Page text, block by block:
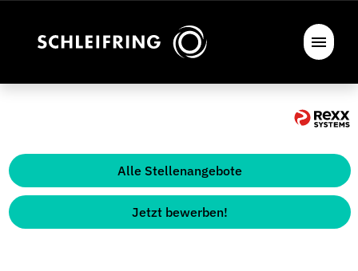
Alle Stellenangebote
Jetzt bewerben!